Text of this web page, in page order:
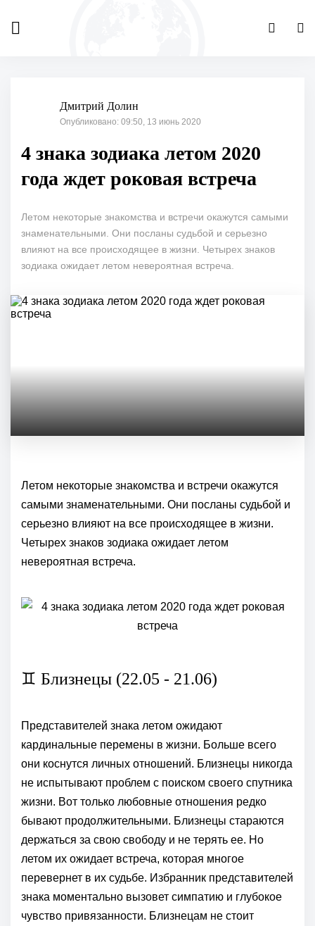
Дмитрий Долин
Опубликовано: 09:50, 13 июнь 2020
4 знака зодиака летом 2020
года ждет роковая встреча
Летом некоторые знакомства и встречи окажутся самыми
знаменательными. Они посланы судьбой и серьезно
влияют на все происходящее в жизни. Четырех знаков
зодиака ожидает летом невероятная встреча.
Летом некоторые знакомства и встречи окажутся
самыми знаменательными. Они посланы судьбой и
серьезно влияют на все происходящее в жизни.
Четырех знаков зодиака ожидает летом
невероятная встреча.
♊ Близнецы (22.05 - 21.06)
Представителей знака летом ожидают
кардинальные перемены в жизни. Больше всего
они коснутся личных отношений. Близнецы никогда
не испытывают проблем с поиском своего спутника
жизни. Вот только любовные отношения редко
бывают продолжительными. Близнецы стараются
держаться за свою свободу и не терять ее. Но
летом их ожидает встреча, которая многое
перевернет в их судьбе. Избранник представителей
знака моментально вызовет симпатию и глубокое
чувство привязанности. Близнецам не стоит